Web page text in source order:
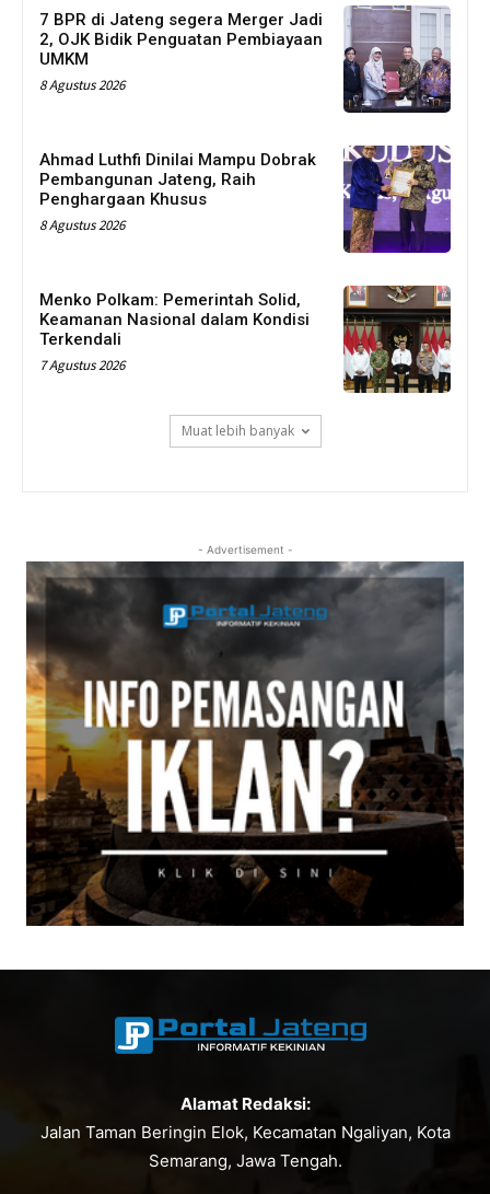
7 BPR di Jateng segera Merger Jadi
2, OJK Bidik Penguatan Pembiayaan
UMKM
8 Agustus 2026
Ahmad Luthfi Dinilai Mampu Dobrak
Pembangunan Jateng, Raih
Penghargaan Khusus
8 Agustus 2026
Menko Polkam: Pemerintah Solid,
Keamanan Nasional dalam Kondisi
Terkendali
7 Agustus 2026
Muat lebih banyak
- Advertisement -
Alamat Redaksi:
Jalan Taman Beringin Elok, Kecamatan Ngaliyan, Kota
Semarang, Jawa Tengah.